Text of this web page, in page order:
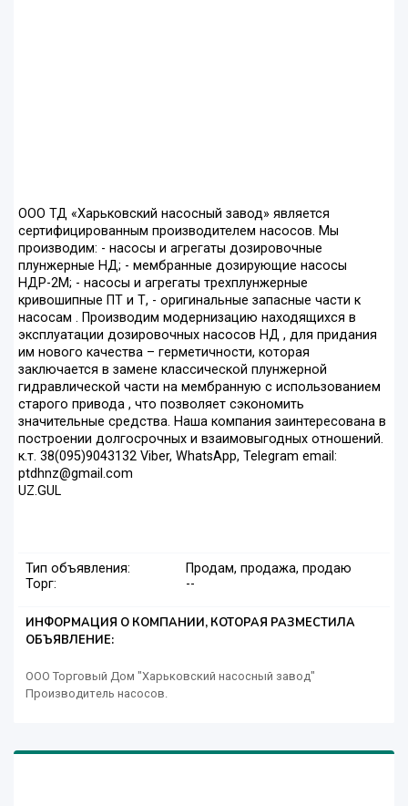
ООО ТД «Харьковский насосный завод» является
сертифицированным производителем насосов. Мы
производим: - насосы и агрегаты дозировочные
плунжерные НД; - мембранные дозирующие насосы
НДР-2М; - насосы и агрегаты трехплунжерные
кривошипные ПТ и Т, - оригинальные запасные части к
насосам . Производим модернизацию находящихся в
эксплуатации дозировочных насосов НД , для придания
им нового качества – герметичности, которая
заключается в замене классической плунжерной
гидравлической части на мембранную с использованием
старого привода , что позволяет сэкономить
значительные средства. Наша компания заинтересована в
построении долгосрочных и взаимовыгодных отношений.
к.т. 38(095)9043132 Viber, WhatsApp, Telegram email:
ptdhnz@gmail.com
UZ.GUL
Тип объявления:
Продам, продажа, продаю
Торг:
--
ИНФОРМАЦИЯ О КОМПАНИИ, КОТОРАЯ РАЗМЕСТИЛА
ОБЪЯВЛЕНИЕ:
ООО Торговый Дом "Харьковский насосный завод"
Производитель насосов.